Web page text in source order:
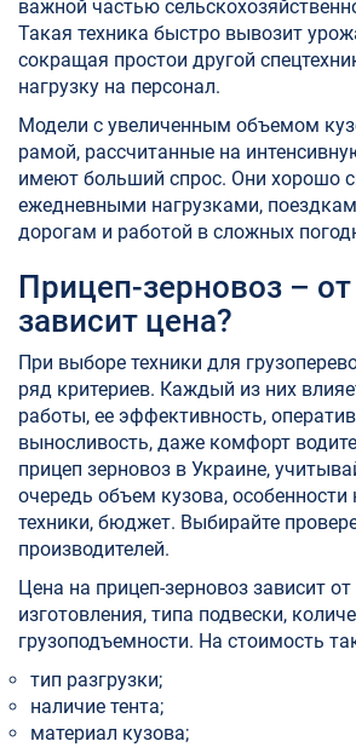
важной частью
Такая техника быстро вывозит
сокращая простои другой
нагрузку на персонал.
Модели с увеличенным объемом
рамой, рассчитанные на
имеют больший спрос. Они хорошо
ежедневными нагрузками,
дорогам и работой в сложных
Прицеп-зерновоз – от
зависит цена?
При выборе техники для
ряд критериев. Каждый из них
работы, ее эффективность,
выносливость, даже комфорт
прицеп зерновоз в Украине,
очередь объем кузова, особенности
техники, бюджет. Выбирайте
производителей.
Цена на прицеп-зерновоз зависит
изготовления, типа подвески,
грузоподъемности. На стоимость
тип разгрузки;
наличие тента;
материал кузова;